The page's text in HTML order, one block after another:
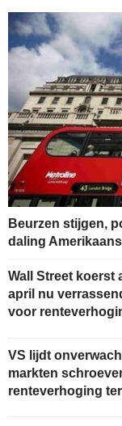
Beurzen stijgen,
daling
Wall Street koerst
april nu
voor
VS lijdt
markten
renteverhoging